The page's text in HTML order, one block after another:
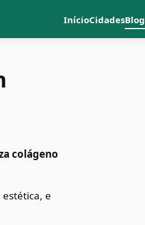
InícioCidadesBlog
colágeno
e